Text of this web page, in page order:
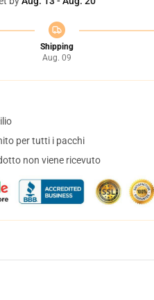
Shipping
Aug. 09
per tutti i pacchi
non viene ricevuto